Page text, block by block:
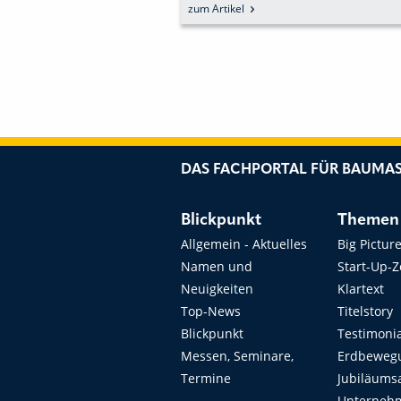
zum Artikel
DAS FACHPORTAL FÜR
Blickpunkt
Allgemein - Aktuelles
Namen und
Neuigkeiten
Top-News
Blickpunkt
Messen, Seminare,
Termine
Themen
Big Picture
Start-Up-
Klartext
Titelstory